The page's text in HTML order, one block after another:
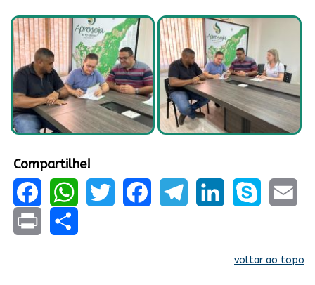
Compartilhe!
FacebookWhatsApp
voltar ao topo